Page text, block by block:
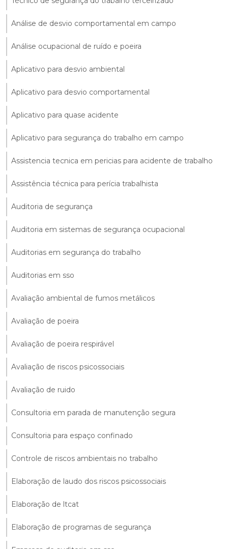
Análise de desvio comportamental em campo
Análise ocupacional de ruído e poeira
Aplicativo para desvio ambiental
Aplicativo para desvio comportamental
Aplicativo para quase acidente
Aplicativo para segurança do trabalho em campo
Assistencia tecnica em pericias para acidente de trabalho
Assistência técnica para perícia trabalhista
Auditoria de segurança
Auditoria em sistemas de segurança ocupacional
Auditorias em segurança do trabalho
Auditorias em sso
Avaliação ambiental de fumos metálicos
Avaliação de poeira
Avaliação de poeira respirável
Avaliação de riscos psicossociais
Avaliação de ruido
Consultoria em parada de manutenção segura
Consultoria para espaço confinado
Controle de riscos ambientais no trabalho
Elaboração de laudo dos riscos psicossociais
Elaboração de ltcat
Elaboração de programas de segurança